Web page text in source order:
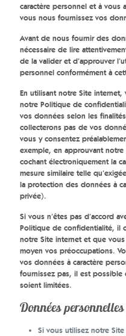
caractère personnel et à vous
vous nous fournissez vos
Avant de nous fournir des
nécessaire de lire
de la valider et d’approuver
personnel conformément à
En utilisant notre Site
notre Politique de
vos données selon les
collecterons pas de vos
vous y consentez
exemple, en approuvant
cochant électroniquement la
mesure similaire telle
la protection des données à
privée).
Si vous n’êtes pas d’accord
Politique de confidentialité, il
notre Site internet et que
moyen vos préoccupations.
vos données à caractère
fournissez pas, il est
soient limitées.
Données
Si vous utilisez notre